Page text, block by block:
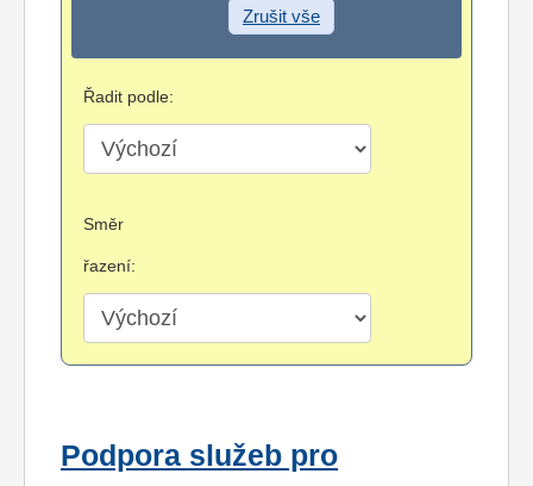
Zrušit vše
Řadit podle:
Směr
řazení:
Podpora služeb pro